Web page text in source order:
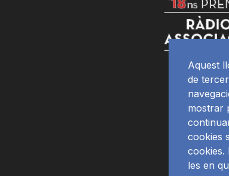
Aquest
de
mostrar
cookies
cookies.
les en